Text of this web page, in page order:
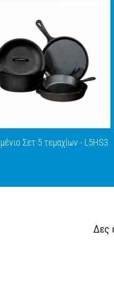
Σετ 5 τεμαχίων - L5HS3
Δες